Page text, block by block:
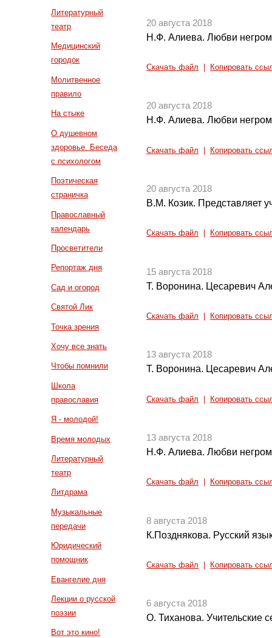
Литературный
театр
Медицинский
городок
Молитвенное
правило
На стыке
О душевном
здоровье. Беседа
с психологом
Поэтическая
страничка
Православный
календарь
Просветители
Репортаж дня
Сад и огород
Святой Лик
Точка зрения
Хочу все знать
Чтобы помнили
Школа
православия
Я - молодой!
Время молодых
Литературный
театр
Литдрама
Музыкальные
передачи
Юридический
помощник
Евангелие дня
Лекции о русской
поэзии
Вот это кино!
20 августа 2018
Н.Ф. Алиева. Любви
Скачать файл Копировать
20 августа 2018
Н.Ф. Алиева. Любви
Скачать файл Копировать
20 августа 2018
В.М. Козик. Представляет
Скачать файл Копировать
15 августа 2018
Т. Воронина. Цесаревич
Скачать файл Копировать
13 августа 2018
Т. Воронина. Цесаревич
Скачать файл Копировать
13 августа 2018
Н.Ф. Алиева. Любви
Скачать файл Копировать
8 августа 2018
К.Позднякова. Русский
Скачать файл Копировать
6 августа 2018
О. Тиханова. Учительские